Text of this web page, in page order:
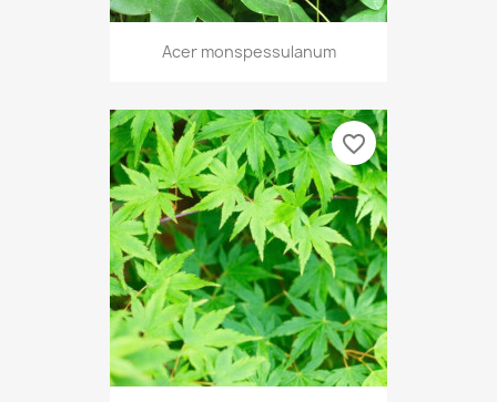
Acer monspessulanum
favorite_border